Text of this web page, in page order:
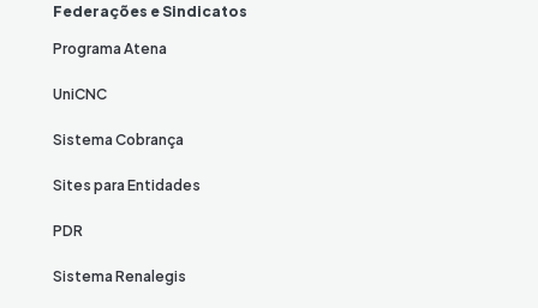
Federações e Sindicatos
Programa Atena
UniCNC
Sistema Cobrança
Sites para Entidades
PDR
Sistema Renalegis